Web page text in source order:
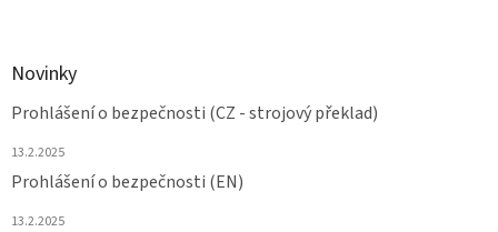
Novinky
Prohlášení o bezpečnosti (CZ - strojový překlad)
13.2.2025
Prohlášení o bezpečnosti (EN)
13.2.2025